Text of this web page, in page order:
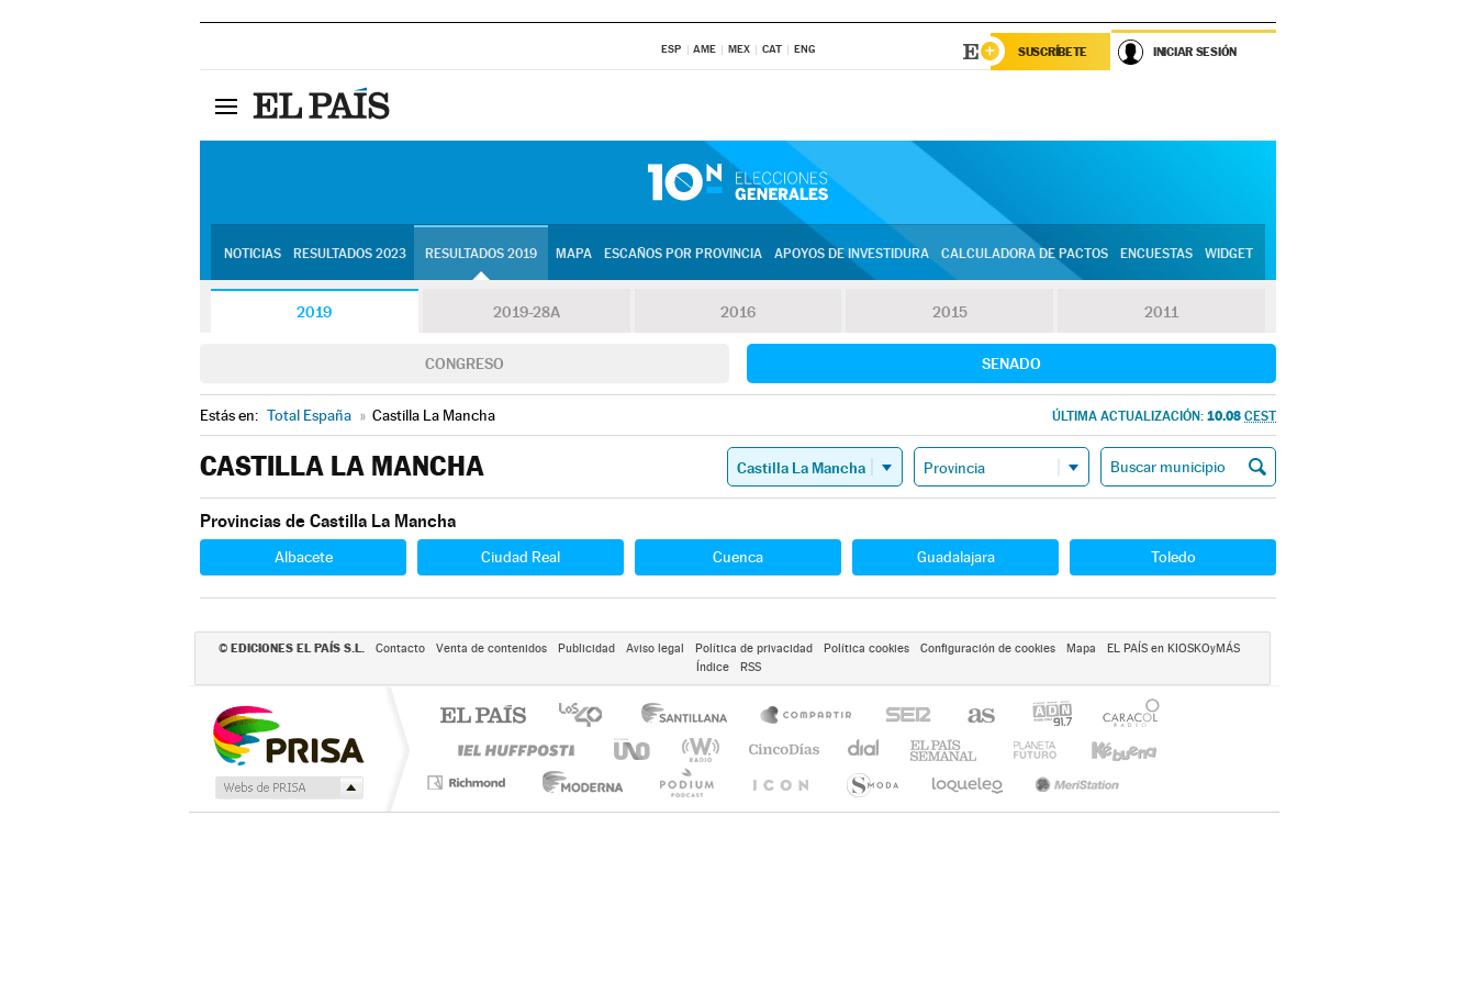
ESP AME MEX CAT ENG SUSCRÍBETE INICIAR SESIÓN
NOTICIAS RESULTADOS 2023 RESULTADOS 2019 MAPA ESCAÑOS POR PROVINCIA APOYOS DE INVESTIDURA CALCULADORA DE PACTOS ENCUESTAS WIDGET
2019 2019-28A 2016 2015 2011
CONGRESO SENADO
Estás en: Total España » Castilla La Mancha ÚLTIMA ACTUALIZACIÓN: 10.08 CEST
CASTILLA LA MANCHA
Provincias de Castilla La Mancha
Albacete Ciudad Real Cuenca Guadalajara Toledo
© EDICIONES EL PAÍS S.L. Contacto Venta de contenidos Publicidad Aviso legal Política de privacidad Política cookies Configuración de cookies Mapa
EL PAÍS en KIOSKOyMÁS
Índice
RSS